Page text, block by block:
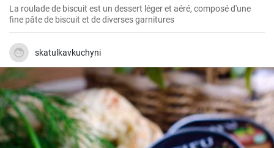
La roulade de biscuit est un dessert léger et aéré, composé d'une
fine pâte de biscuit et de diverses garnitures
skatulkavkuchyni